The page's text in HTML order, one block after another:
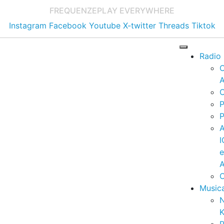
FREQUENZEPLAY EVERYWHERE
Instagram Facebook Youtube X-twitter Threads Tiktok
Radio
e